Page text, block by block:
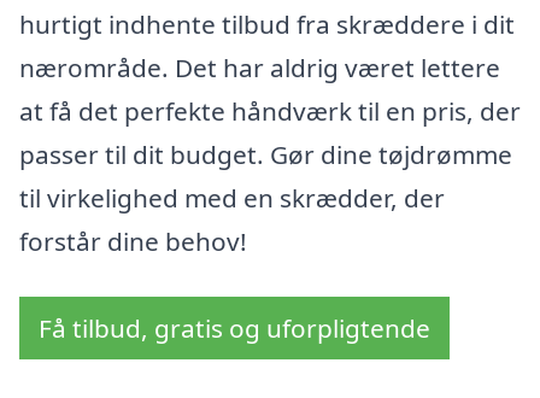
hurtigt indhente tilbud fra skræddere i dit
nærområde. Det har aldrig været lettere
at få det perfekte håndværk til en pris, der
passer til dit budget. Gør dine tøjdrømme
til virkelighed med en skrædder, der
forstår dine behov!
Få tilbud, gratis og uforpligtende